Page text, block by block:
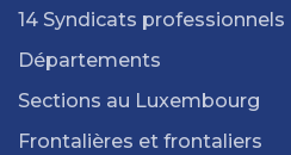
14 Syndicats professionnels
Départements
Sections au Luxembourg
Frontalières et frontaliers